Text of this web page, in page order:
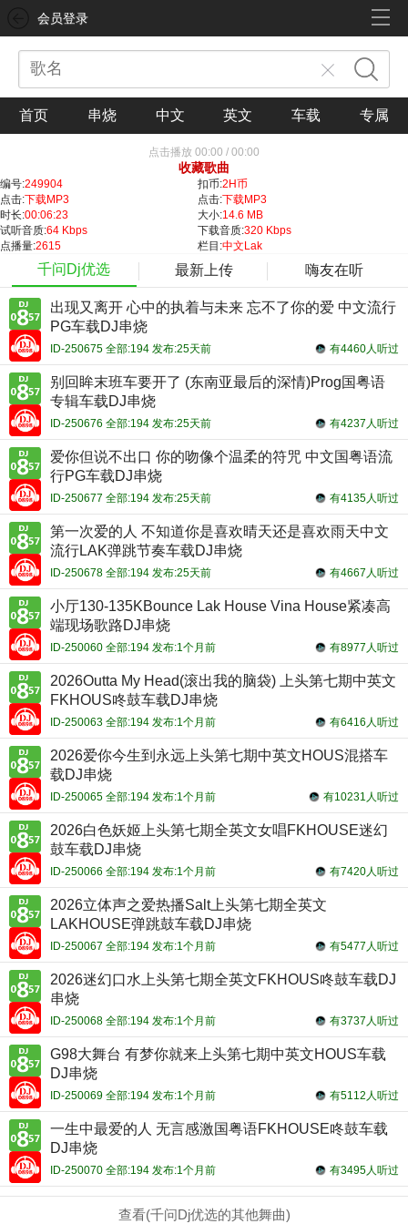
会员登录
首页 串烧 中文 英文 车载 专属
点击播放 00:00 / 00:00
收藏歌曲
编号:249904 扣币:2H币
点击:下载MP3 点击:下载MP3
时长:00:06:23 大小:14.6 MB
试听音质:64 Kbps 下载音质:320 Kbps
点播量:2615 栏目:中文Lak
千问Dj优选 最新上传 嗨友在听
出现又离开 心中的执着与未来 忘不了你的爱 中文流行
PG车载DJ串烧
有4460人听过
ID-250675 全部:194 发布:25天前
别回眸末班车要开了 (东南亚最后的深情)Prog国粤语
专辑车载DJ串烧
有4237人听过
ID-250676 全部:194 发布:25天前
爱你但说不出口 你的吻像个温柔的符咒 中文国粤语流
行PG车载DJ串烧
有4135人听过
ID-250677 全部:194 发布:25天前
第一次爱的人 不知道你是喜欢晴天还是喜欢雨天中文
流行LAK弹跳节奏车载DJ串烧
有4667人听过
ID-250678 全部:194 发布:25天前
小厅130-135KBounce Lak House Vina House紧凑高
端现场歌路DJ串烧
有8977人听过
ID-250060 全部:194 发布:1个月前
2026Outta My Head(滚出我的脑袋) 上头第七期中英文
FKHOUS咚鼓车载DJ串烧
有6416人听过
ID-250063 全部:194 发布:1个月前
2026爱你今生到永远上头第七期中英文HOUS混搭车
载DJ串烧
有10231人听过
ID-250065 全部:194 发布:1个月前
2026白色妖姬上头第七期全英文女唱FKHOUSE迷幻
鼓车载DJ串烧
有7420人听过
ID-250066 全部:194 发布:1个月前
2026立体声之爱热播Salt上头第七期全英文
LAKHOUSE弹跳鼓车载DJ串烧
有5477人听过
ID-250067 全部:194 发布:1个月前
2026迷幻口水上头第七期全英文FKHOUS咚鼓车载DJ
串烧
有3737人听过
ID-250068 全部:194 发布:1个月前
G98大舞台 有梦你就来上头第七期中英文HOUS车载
DJ串烧
有5112人听过
ID-250069 全部:194 发布:1个月前
一生中最爱的人 无言感激国粤语FKHOUSE咚鼓车载
DJ串烧
有3495人听过
ID-250070 全部:194 发布:1个月前
查看(千问Dj优选的其他舞曲)